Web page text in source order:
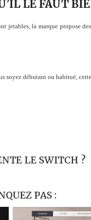
LE FAUT
jetables, la marque propose
soyez débutant ou habitué,
LE SWITCH ?
PAS :